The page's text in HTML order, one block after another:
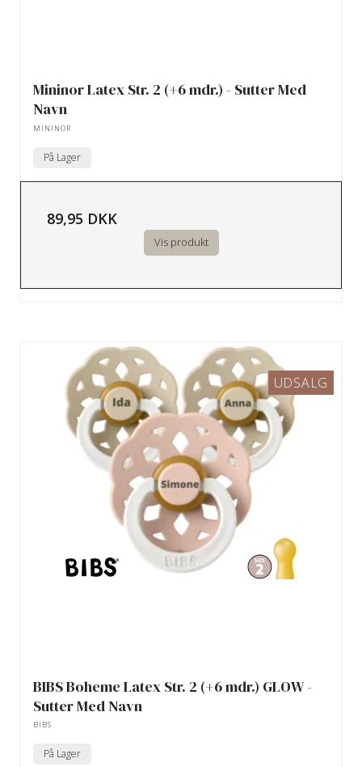
Mininor Latex Str. 2 (+6 mdr.) - Sutter Med
Navn
MININOR
På Lager
89,95 DKK
Vis produkt
UDSALG
BIBS Boheme Latex Str. 2 (+6 mdr.) GLOW -
Sutter Med Navn
BIBS
På Lager